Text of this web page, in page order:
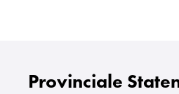
Provinciale